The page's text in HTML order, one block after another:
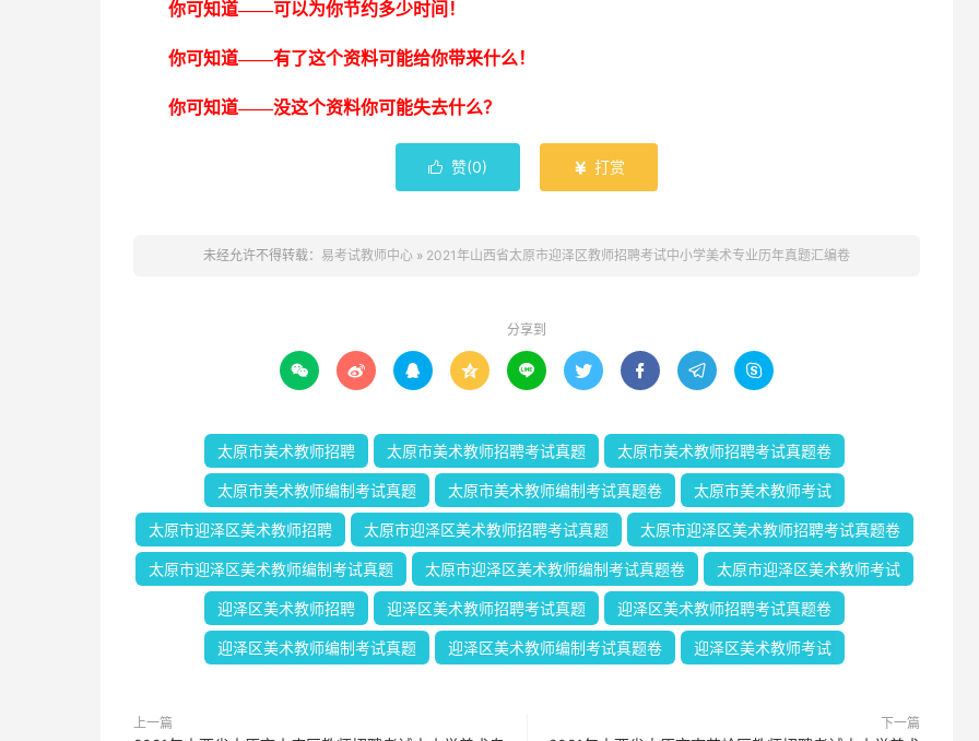
你可知道——可以为你节约多少时间！
你可知道——有了这个资料可能给你带来什么！
你可知道——没这个资料你可能失去什么？
 赞(0)  打赏
未经允许不得转载： 易考试教师中心 » 2021年山西省太原市迎泽区教师招聘考试中小学美术专业历年真题汇编卷
分享到
        
太原市美术教师招聘 太原市美术教师招聘考试真题 太原市美术教师招聘考试真题卷
太原市美术教师编制考试真题 太原市美术教师编制考试真题卷 太原市美术教师考试
太原市迎泽区美术教师招聘 太原市迎泽区美术教师招聘考试真题 太原市迎泽区美术教师招聘考试真题卷
太原市迎泽区美术教师编制考试真题 太原市迎泽区美术教师编制考试真题卷 太原市迎泽区美术教师考试
迎泽区美术教师招聘 迎泽区美术教师招聘考试真题 迎泽区美术教师招聘考试真题卷
迎泽区美术教师编制考试真题 迎泽区美术教师编制考试真题卷 迎泽区美术教师考试
上一篇 下一篇